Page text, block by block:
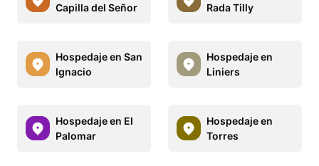
Capilla del Señor
Rada Tilly
Hospedaje en San
Ignacio
Hospedaje en
Liniers
Hospedaje en El
Palomar
Hospedaje en
Torres